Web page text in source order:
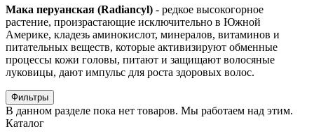
Мака перуанская (Radiancyl) - редкое высокогорное
растение, произрастающие исключительно в Южной
Америке, кладезь аминокислот, минералов, витаминов и
питательных веществ, которые активизируют обменные
процессы кожи головы, питают и защищают волосяные
луковицы, дают импульс для роста здоровых волос.
Фильтры
В данном разделе пока нет товаров. Мы работаем над этим.
Каталог